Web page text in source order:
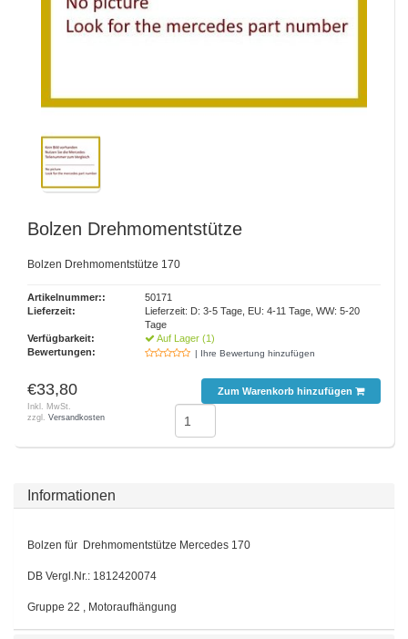
Bolzen Drehmomentstütze
Bolzen Drehmomentstütze 170
Artikelnummer::
50171
Lieferzeit:
Lieferzeit: D: 3-5 Tage, EU: 4-11 Tage, WW: 5-20
Tage
Verfügbarkeit:
Auf Lager (1)
Bewertungen:
| Ihre Bewertung hinzufügen
€33,80
Inkl. MwSt.
zzgl. Versandkosten
Zum Warenkorb hinzufügen
Informationen
Bolzen für Drehmomentstütze Mercedes 170
DB Vergl.Nr.: 1812420074
Gruppe 22 , Motoraufhängung